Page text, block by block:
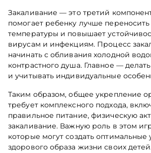
Закаливание — это третий
помогает ребенку лучше
температуры и повышает
вирусам и инфекциям. Процесс
начинать с обливания холодной
контрастного душа. Главное —
и учитывать индивидуальные
Таким образом, общее укрепление
требует комплексного подхода,
правильное питание, физическую
закаливание. Важную роль в этом
которые могут создать оптимальные
здорового образа жизни своих